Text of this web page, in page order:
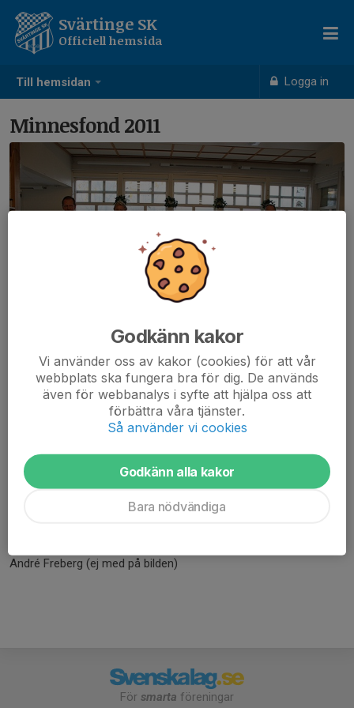
Till hemsidan Logga in
Svärtinge SK
Officiell hemsida
Minnesfond 2011
2011 år stipendier ur Oscar Peterssons minnesfond.
Stipendiaterna har nominerats med ledorden lojalitet,
kamratskap och kämparanda.
Jacob Gerhke
Felix Lindgren
André Freberg (ej med på bilden)
För smarta föreningar
Godkänn kakor
Vi använder oss av kakor (cookies) för att vår
webbplats ska fungera bra för dig. De används
även för webbanalys i syfte att hjälpa oss att
förbättra våra tjänster.
Så använder vi cookies
Godkänn alla kakor
Bara nödvändiga